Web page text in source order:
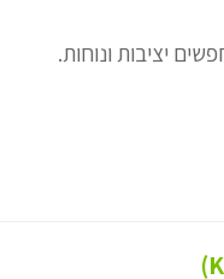
יציבות ונוחות.